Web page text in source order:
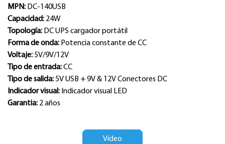
MPN: DC-140USB
Capacidad: 24W
Topología: DC UPS cargador portátil
Forma de onda: Potencia constante de CC
Voltaje:5V/9V/12V
Tipo de entrada:CC
Tipo de salida:5V USB + 9V & 12V Conectores DC
Indicador visual: Indicador visual LED
Garantia: 2 años
Video